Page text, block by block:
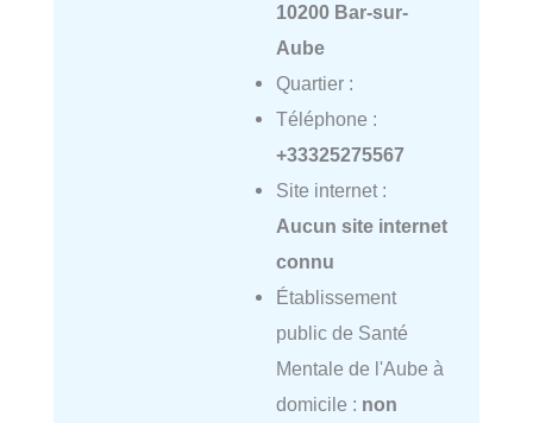
10200 Bar-sur-
Aube
Quartier :
Téléphone :
+33325275567
Site internet :
Aucun site internet
connu
Établissement
public de Santé
Mentale de l'Aube à
domicile : non